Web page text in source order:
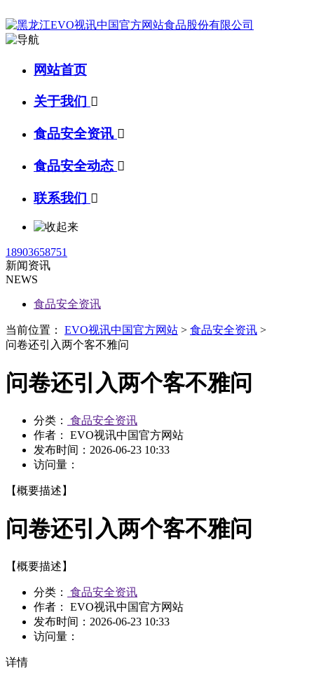
网站首页
关于我们 
食品安全资讯 
食品安全动态 
联系我们 
18903658751
新闻资讯
NEWS
食品安全资讯
当前位置： EVO视讯中国官方网站 > 食品安全资讯 >
问卷还引入两个客不雅问
问卷还引入两个客不雅问
分类：
食品安全资讯
作者： EVO视讯中国官方网站
发布时间： 2026-06-23 10:33
访问量：
【概要描述】
问卷还引入两个客不雅问
【概要描述】
分类：
食品安全资讯
作者： EVO视讯中国官方网站
发布时间： 2026-06-23 10:33
访问量：
详情